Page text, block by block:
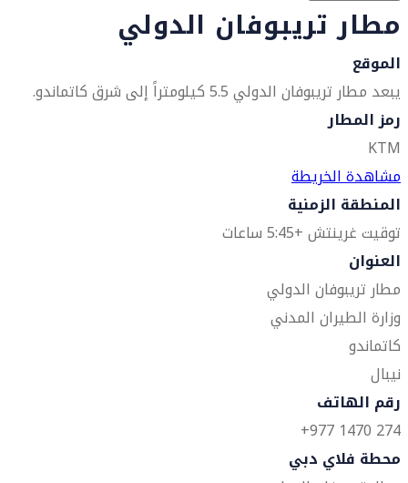
مطار تريبوفان الدولي
الموقع
يبعد مطار تريبوفان الدولي 5.5 كيلومتراً إلى شرق كاتماندو.
رمز المطار
KTM
مشاهدة الخريطة
المنطقة الزمنية
توقيت غرينتش +5:45 ساعات
العنوان
مطار تريبوفان الدولي
وزارة الطيران المدني
كاتماندو
نيبال
رقم الهاتف
274 1470 977+
محطة فلاي دبي